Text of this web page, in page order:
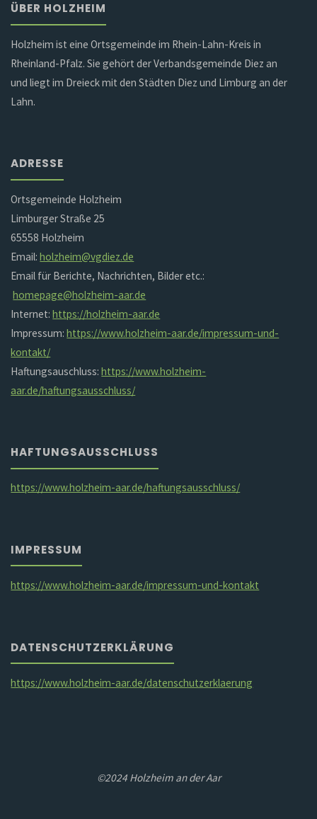
ÜBER HOLZHEIM
Holzheim ist eine Ortsgemeinde im Rhein-Lahn-Kreis in
Rheinland-Pfalz. Sie gehört der Verbandsgemeinde Diez an
und liegt im Dreieck mit den Städten Diez und Limburg an der
Lahn.
ADRESSE
Ortsgemeinde Holzheim
Limburger Straße 25
65558 Holzheim
Email:holzheim@vgdiez.de
Email für Berichte, Nachrichten, Bilder etc.:
homepage@holzheim-aar.de
Internet:https://holzheim-aar.de
Impressum:https://www.holzheim-aar.de/impressum-und-
kontakt/
Haftungsauschluss:https://www.holzheim-
aar.de/haftungsausschluss/
HAFTUNGSAUSSCHLUSS
https://www.holzheim-aar.de/haftungsausschluss/
IMPRESSUM
https://www.holzheim-aar.de/impressum-und-kontakt
DATENSCHUTZERKLÄRUNG
https://www.holzheim-aar.de/datenschutzerklaerung
©2024 Holzheim an der Aar